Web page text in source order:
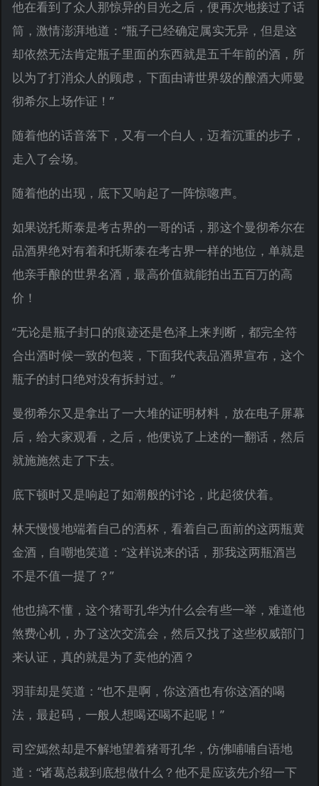
他在看到了众人那惊异的目光之后，便再次地接过了话
筒，激情澎湃地道：“瓶子已经确定属实无异，但是这
却依然无法肯定瓶子里面的东西就是五千年前的酒，所
以为了打消众人的顾虑，下面由请世界级的酿酒大师曼
彻希尔上场作证！”
随着他的话音落下，又有一个白人，迈着沉重的步子，
走入了会场。
随着他的出现，底下又响起了一阵惊唿声。
如果说托斯泰是考古界的一哥的话，那这个曼彻希尔在
品酒界绝对有着和托斯泰在考古界一样的地位，单就是
他亲手酿的世界名酒，最高价值就能拍出五百万的高
价！
“无论是瓶子封口的痕迹还是色泽上来判断，都完全符
合出酒时候一致的包装，下面我代表品酒界宣布，这个
瓶子的封口绝对没有拆封过。”
曼彻希尔又是拿出了一大堆的证明材料，放在电子屏幕
后，给大家观看，之后，他便说了上述的一翻话，然后
就施施然走了下去。
底下顿时又是响起了如潮般的讨论，此起彼伏着。
林天慢慢地端着自己的洒杯，看着自己面前的这两瓶黄
金酒，自嘲地笑道：“这样说来的话，那我这两瓶酒岂
不是不值一提了？”
他也搞不懂，这个猪哥孔华为什么会有些一举，难道他
煞费心机，办了这次交流会，然后又找了这些权威部门
来认证，真的就是为了卖他的酒？
羽菲却是笑道：“也不是啊，你这酒也有你这酒的喝
法，最起码，一般人想喝还喝不起呢！”
司空嫣然却是不解地望着猪哥孔华，仿佛哺哺自语地
道：“诸葛总裁到底想做什么？他不是应该先介绍一下